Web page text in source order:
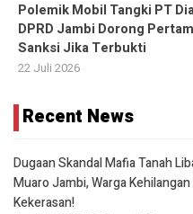
Polemik Mobil Tangki PT
DPRD Jambi Dorong
Sanksi Jika Terbukti
22 Juli 2026
Recent News
Dugaan Skandal Mafia Tanah
Muaro Jambi, Warga
Kekerasan!